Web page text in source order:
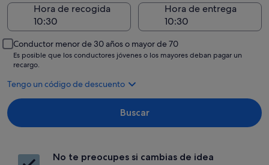
Hora de recogida
Hora de entrega
Conductor menor de 30 años o mayor de 70
Es posible que los conductores jóvenes o los mayores deban pagar un
recargo.
Tengo un código de descuento
Buscar
No te preocupes si cambias de idea